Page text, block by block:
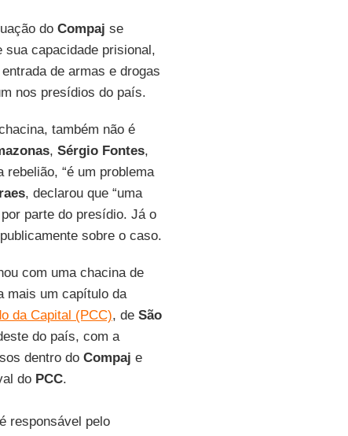
do Compaj se
sua capacidade prisional,
de armas e drogas
nos presídios do país.
também não é
, Sérgio Fontes,
“é um problema
, declarou que “uma
parte do presídio. Já o
sobre o caso.
com uma chacina de
mais um capítulo da
da Capital (PCC), de São
do país, com a
dentro do Compaj e
do PCC.
responsável pelo